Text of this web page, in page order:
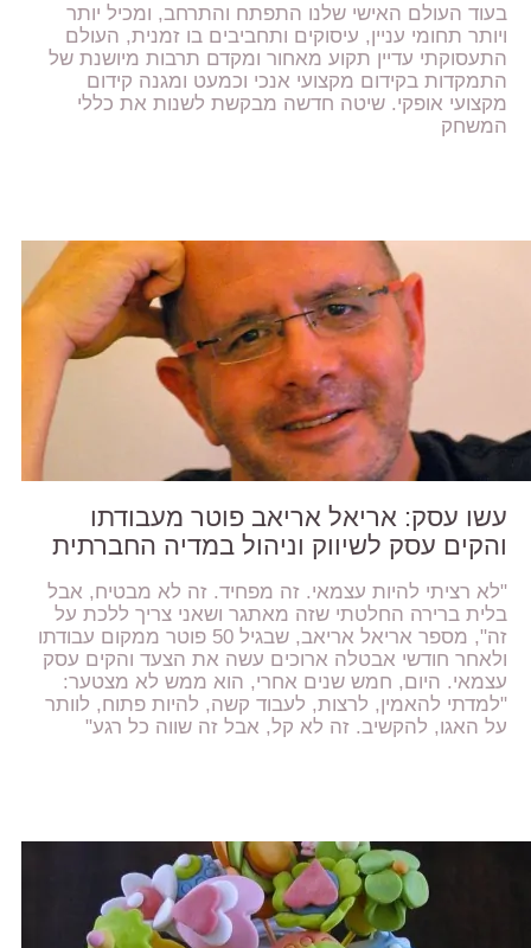
בעוד העולם האישי שלנו התפתח והתרחב, ומכיל יותר
ויותר תחומי עניין, עיסוקים ותחביבים בו זמנית, העולם
התעסוקתי עדיין תקוע מאחור ומקדם תרבות מיושנת של
התמקדות בקידום מקצועי אנכי וכמעט ומגנה קידום
מקצועי אופקי. שיטה חדשה מבקשת לשנות את כללי
המשחק
עשו עסק: אריאל אריאב פוטר מעבודתו
והקים עסק לשיווק וניהול במדיה החברתית
"לא רציתי להיות עצמאי. זה מפחיד. זה לא מבטיח, אבל
בלית ברירה החלטתי שזה מאתגר ושאני צריך ללכת על
זה", מספר אריאל אריאב, שבגיל 50 פוטר ממקום עבודתו
ולאחר חודשי אבטלה ארוכים עשה את הצעד והקים עסק
עצמאי. היום, חמש שנים אחרי, הוא ממש לא מצטער:
"למדתי להאמין, לרצות, לעבוד קשה, להיות פתוח, לוותר
על האגו, להקשיב. זה לא קל, אבל זה שווה כל רגע"